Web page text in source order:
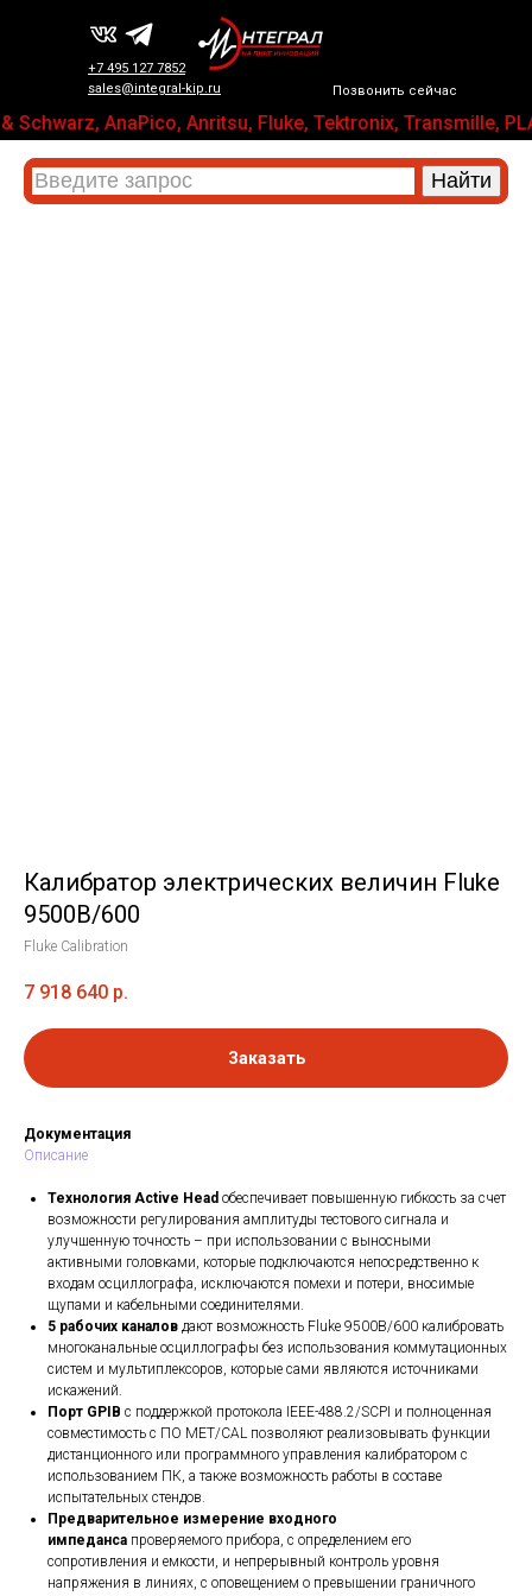
Позвонить сейчас
+7 495 127 7852
sales@integral-kip.ru
AnaPico, Anritsu, Fluke, Tektronix, Transmille,
Калибратор электрических величин Fluke
9500B/600
Fluke Calibration
7 918 640 р.
Заказать
Документация
Описание
Технология Active Head обеспечивает повышенную гибкость за счет
возможности регулирования амплитуды тестового сигнала и
улучшенную точность – при использовании с выносными
активными головками, которые подключаются непосредственно к
входам осциллографа, исключаются помехи и потери, вносимые
щупами и кабельными соединителями.
5 рабочих каналов дают возможность Fluke 9500B/600 калибровать
многоканальные осциллографы без использования коммутационных
систем и мультиплексоров, которые сами являются источниками
искажений.
Порт GPIB с поддержкой протокола IEEE-488.2/SCPI и полноценная
совместимость с ПО MET/CAL позволяют реализовывать функции
дистанционного или программного управления калибратором с
использованием ПК, а также возможность работы в составе
испытательных стендов.
Предварительное измерение входного
импеданса проверяемого прибора, с определением его
сопротивления и емкости, и непрерывный контроль уровня
напряжения в линиях, с оповещением о превышении граничного